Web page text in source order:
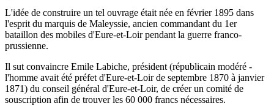
L'idée de construire un tel ouvrage était née en février 1895 dans
l'esprit du marquis de Maleyssie, ancien commandant du 1er
bataillon des mobiles d'Eure-et-Loir pendant la guerre franco-
prussienne.
Il sut convaincre Emile Labiche, président (républicain modéré -
l'homme avait été préfet d'Eure-et-Loir de septembre 1870 à janvier
1871) du conseil général d'Eure-et-Loir, de créer un comité de
souscription afin de trouver les 60 000 francs nécessaires.